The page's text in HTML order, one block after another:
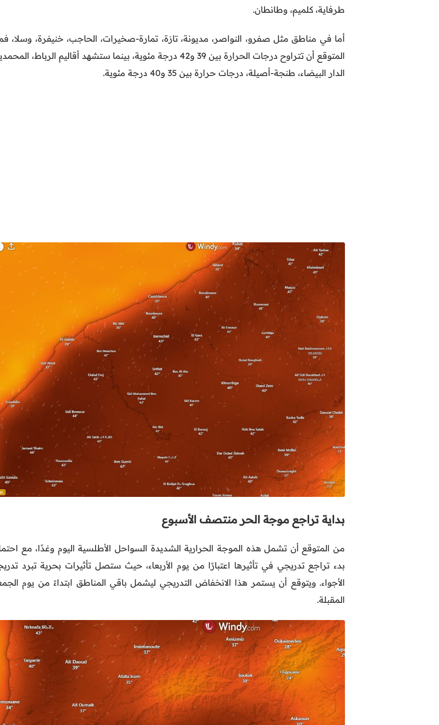
طرفاية، كلميم، وطانطان.
أما في مناطق مثل صفرو، النواصر، مديونة، تازة، تمارة-صخيرات، الحاجب، خنيفرة، وسلا،
المتوقع أن تتراوح درجات الحرارة بين 39 و42 درجة مئوية، بينما ستشهد أقاليم الرباط،
الدار البيضاء، طنجة-أصيلة، درجات حرارة بين 35 و40 درجة مئوية.
بداية تراجع موجة الحر منتصف الأسبوع
من المتوقع أن تشمل هذه الموجة الحرارية الشديدة السواحل الأطلسية اليوم وغدًا، مع
بدء تراجع تدريجي في تأثيرها اعتبارًا من يوم الأربعاء، حيث ستصل تأثيرات بحرية تبرد
الأجواء. ويتوقع أن يستمر هذا الانخفاض التدريجي ليشمل باقي المناطق ابتداءً من يوم
المقبلة.